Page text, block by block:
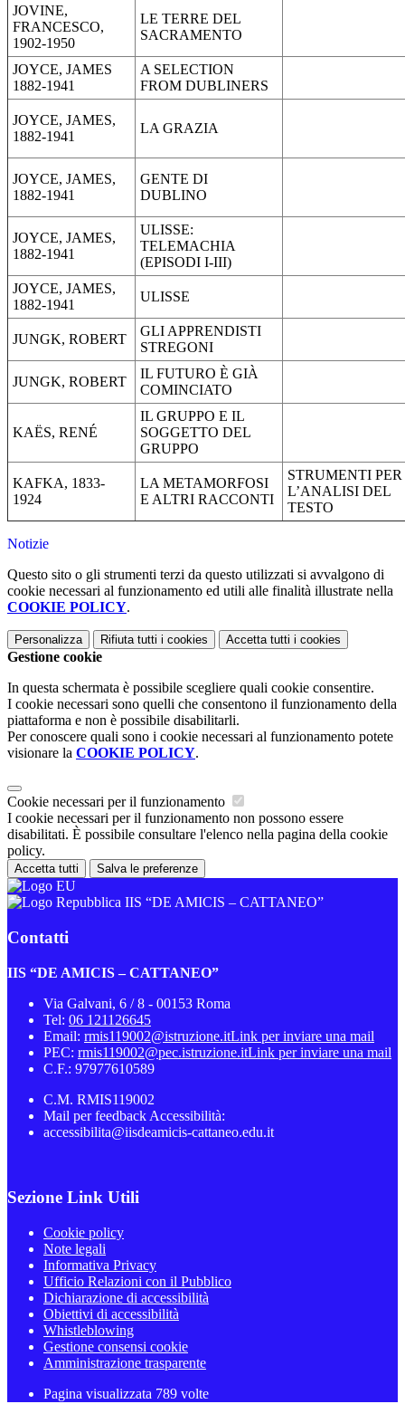
JOVINE,
FRANCESCO,
1902-1950
LE TERRE DEL
SACRAMENTO
JOYCE, JAMES
1882-1941
A SELECTION
FROM DUBLINERS
JOYCE, JAMES,
1882-1941
LA GRAZIA
JOYCE, JAMES,
1882-1941
GENTE DI
DUBLINO
JOYCE, JAMES,
1882-1941
ULISSE:
TELEMACHIA
(EPISODI I-III)
JOYCE, JAMES,
1882-1941
ULISSE
JUNGK, ROBERT
GLI APPRENDISTI
STREGONI
JUNGK, ROBERT
IL FUTURO È GIÀ
COMINCIATO
KAËS, RENÉ
IL GRUPPO E IL
SOGGETTO DEL
GRUPPO
KAFKA, 1833-
1924
LA METAMORFOSI
E ALTRI RACCONTI
STRUMENTI PER
L’ANALISI DEL
TESTO
Notizie
Questo sito o gli strumenti terzi da questo utilizzati si avvalgono di
cookie necessari al funzionamento ed utili alle finalità illustrate nella
COOKIE POLICY.
Personalizza Rifiuta tutti i cookies Accetta tutti i cookies
Gestione cookie
In questa schermata è possibile scegliere quali cookie consentire.
I cookie necessari sono quelli che consentono il funzionamento della
piattaforma e non è possibile disabilitarli.
Per conoscere quali sono i cookie necessari al funzionamento potete
visionare la COOKIE POLICY.
Cookie necessari per il funzionamento
I cookie necessari per il funzionamento non possono essere
disabilitati. È possibile consultare l'elenco nella pagina della cookie
policy.
Accetta tutti Salva le preferenze
IIS “DE AMICIS – CATTANEO”
Contatti
IIS “DE AMICIS – CATTANEO”
Via Galvani, 6 / 8 - 00153 Roma
Tel: 06 121126645
Email: rmis119002@istruzione.itLink per inviare una mail
PEC: rmis119002@pec.istruzione.itLink per inviare una mail
C.F.: 97977610589
C.M. RMIS119002
Mail per feedback Accessibilità:
accessibilita@iisdeamicis-cattaneo.edu.it
Sezione Link Utili
Cookie policy
Note legali
Informativa Privacy
Ufficio Relazioni con il Pubblico
Dichiarazione di accessibilità
Obiettivi di accessibilità
Whistleblowing
Gestione consensi cookie
Amministrazione trasparente
Pagina visualizzata 789 volte